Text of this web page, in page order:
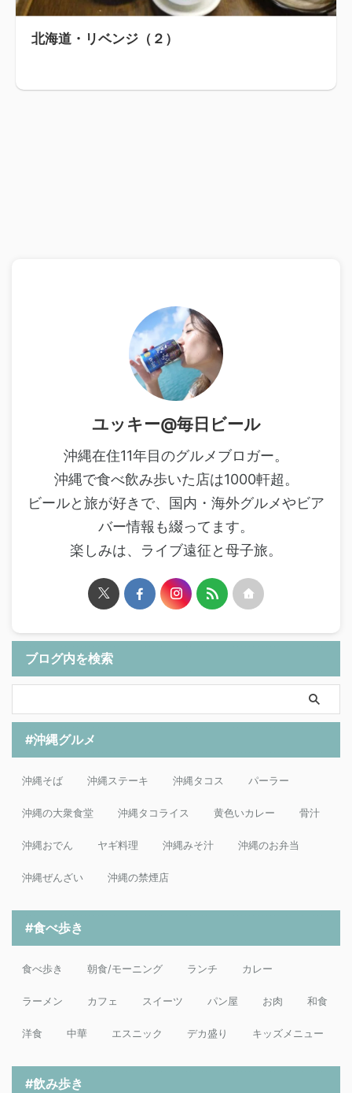
北海道・リベンジ（２）
ユッキー@毎日ビール
沖縄在住11年目のグルメブロガー。
沖縄で食べ飲み歩いた店は1000軒超。
ビールと旅が好きで、国内・海外グルメやビア
バー情報も綴ってます。
楽しみは、ライブ遠征と母子旅。
ブログ内を検索
#沖縄グルメ
沖縄そば 沖縄ステーキ 沖縄タコス パーラー
沖縄の大衆食堂 沖縄タコライス 黄色いカレー 骨汁
沖縄おでん ヤギ料理 沖縄みそ汁 沖縄のお弁当
沖縄ぜんざい 沖縄の禁煙店
#食べ歩き
食べ歩き 朝食/モーニング ランチ カレー
ラーメン カフェ スイーツ パン屋 お肉 和食
洋食 中華 エスニック デカ盛り キッズメニュー
#飲み歩き